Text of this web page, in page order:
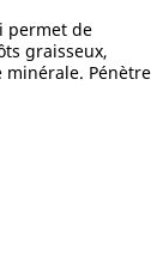
permet de
graisseux,
minérale. Pénètre